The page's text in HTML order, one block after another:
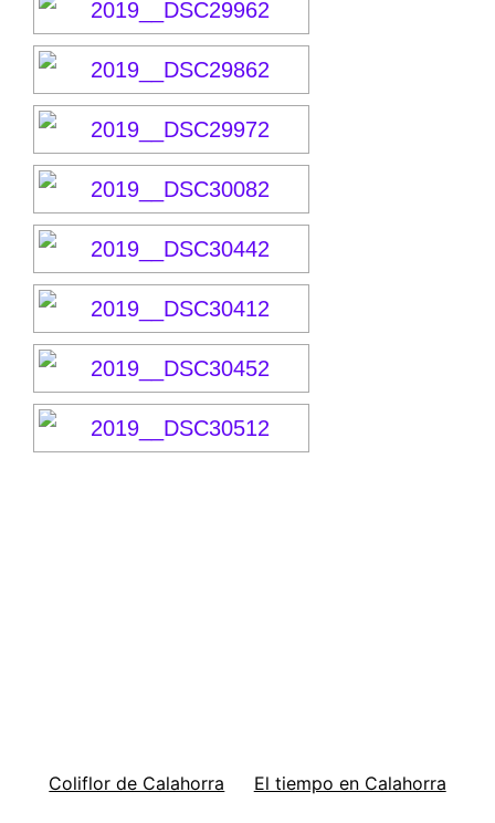
Coliflor de Calahorra El tiempo en Calahorra